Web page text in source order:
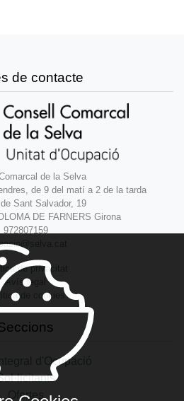
de contacte
de la Selva
de 9 del matí a 2 de la tarda
Sant Salvador, 19
DE FARNERS Girona
972807159
de privacitat
Avís legal
de cookies
d'Ocupació
Ofertes